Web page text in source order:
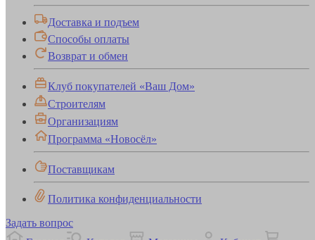
Доставка и подъем
Способы оплаты
Возврат и обмен
Клуб покупателей «Ваш Дом»
Строителям
Организациям
Программа «Новосёл»
Поставщикам
Политика конфиденциальности
Задать вопрос